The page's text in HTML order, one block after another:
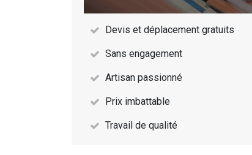
Devis et déplacement gratuits
Sans engagement
Artisan passionné
Prix imbattable
Travail de qualité